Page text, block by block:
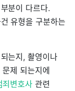
분이 다르다.
유형을 구분하는
는지, 촬영이나
제 되는지에
죄변호사 관련